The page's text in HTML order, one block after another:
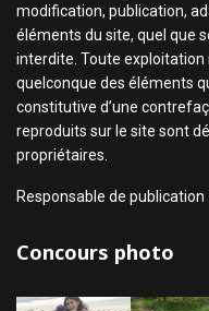
modification, publication,
éléments du site, quel que
interdite. Toute exploitation
quelconque des éléments
constitutive d’une
reproduits sur le site sont
propriétaires.
Responsable de
Concours photo